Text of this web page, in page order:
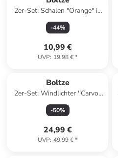
2er-Set: Schalen "Orange" in
Gelb/ Orange - Ø 11 cm
-44%
10,99 €
UVP: 19,98 €*
Boltze
2er-Set: Windlichter ''Carvo''
in Weiß
-50%
24,99 €
UVP: 49,99 €*